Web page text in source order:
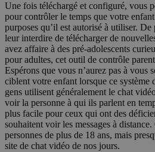
Une fois téléchargé et configuré, vous
pour contrôler le temps que votre
purposes qu’il est autorisé à utiliser.
leur interdire de télécharger de
avez affaire à des pré-adolescents
pour adultes, cet outil de contrôle
Espérons que vous n’aurez pas à vous
ciblent votre enfant lorsque ce système
gens utilisent généralement le chat
voir la personne à qui ils parlent en
plus facile pour ceux qui ont des
souhaitent voir les messages à
personnes de plus de 18 ans, mais
site de chat vidéo de nos jours.